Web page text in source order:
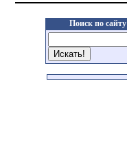
Поиск по сайту